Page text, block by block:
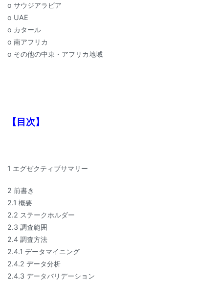
o サウジアラビア
o UAE
o カタール
o 南アフリカ
o その他の中東・アフリカ地域
【目次】
1 エグゼクティブサマリー
2 前書き
2.1 概要
2.2 ステークホルダー
2.3 調査範囲
2.4 調査方法
2.4.1 データマイニング
2.4.2 データ分析
2.4.3 データバリデーション